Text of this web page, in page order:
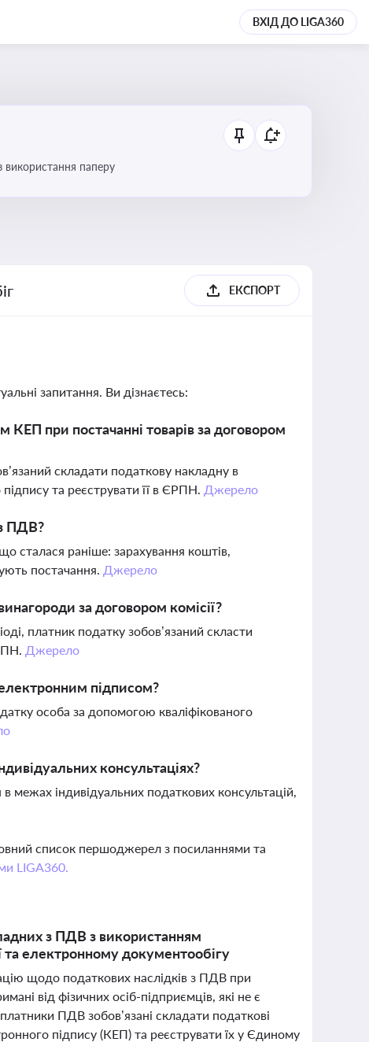
ВХІД ДО LIGA360
використання паперу
ЕКСПОРТ
запитання. Ви дізнаєтесь:
при постачанні товарів за договором
складати податкову накладну в
та реєструвати її в ЄРПН. Джерело
ПДВ?
сталася раніше: зарахування коштів,
постачання. Джерело
за договором комісії?
платник податку зобов’язаний скласти
Джерело
підписом?
особа за допомогою кваліфікованого
консультаціях?
межах індивідуальних податкових консультацій,
список першоджерел з посиланнями та
LIGA360.
з ПДВ з використанням
та електронному документообігу
щодо податкових наслідків з ПДВ при
від фізичних осіб-підприємців, які не є
ПДВ зобов’язані складати податкові
підпису (КЕП) та реєструвати їх у Єдиному